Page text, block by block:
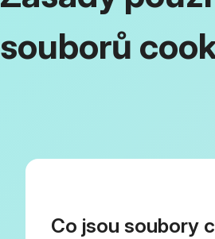
souborů
Co jsou soubory